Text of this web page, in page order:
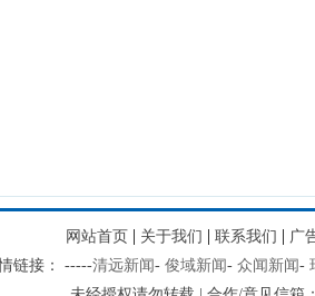
网站首页| 关于我们 | 联系我们 | 广
链接： -----清远新闻- 俊域新闻- 众闻新闻-